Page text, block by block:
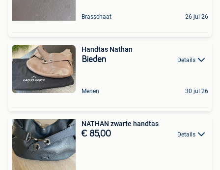
Brasschaat 26 jul 26
Handtas Nathan
Bieden Details
Menen 30 jul 26
NATHAN zwarte handtas
€ 85,00 Details